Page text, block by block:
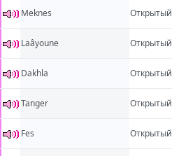
Meknes Открытый
Laâyoune Открытый
Dakhla Открытый
Tanger Открытый
Fes Открытый